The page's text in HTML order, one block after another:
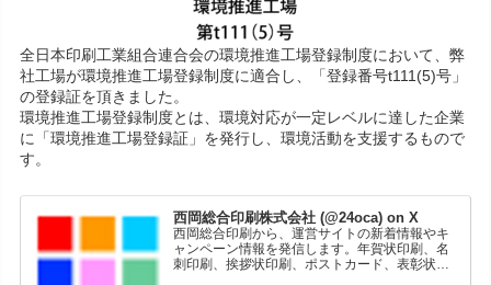
全日本印刷工業組合連合会の環境推進工場登録制度において、弊
社工場が環境推進工場登録制度に適合し、「登録番号t111(5)号」
の登録証を頂きました。
環境推進工場登録制度とは、環境対応が一定レベルに達した企業
に「環境推進工場登録証」を発行し、環境活動を支援するもので
す。
西岡総合印刷株式会社 (@24oca) on X
西岡総合印刷から、運営サイトの新着情報やキ
ャンペーン情報を発信します。年賀状印刷、名
刺印刷、挨拶状印刷、ポストカード、表彰状印